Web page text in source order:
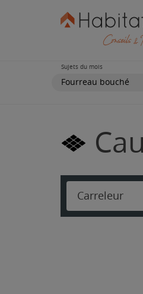
Sujets du mois
Fourreau bouché
Carreleur